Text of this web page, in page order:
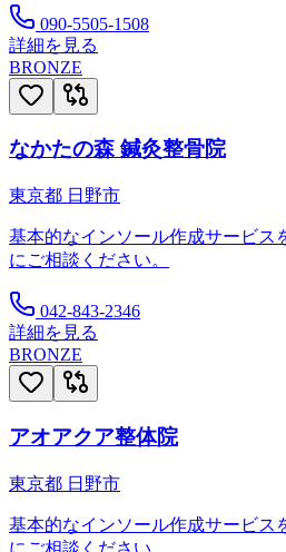
090-5505-1508
詳細を見る
BRONZE
なかたの森 鍼灸整骨院
東京都 日野市
基本的なインソール作成サービス
にご相談ください。
042-843-2346
詳細を見る
BRONZE
アオアクア整体院
東京都 日野市
基本的なインソール作成サービス
にご相談ください。